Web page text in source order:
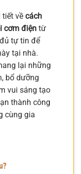
tiết về cách
cơm điện từ
tự tin để
tại nhà.
lại những
bổ dưỡng
vui sáng tạo
thành công
cùng gia